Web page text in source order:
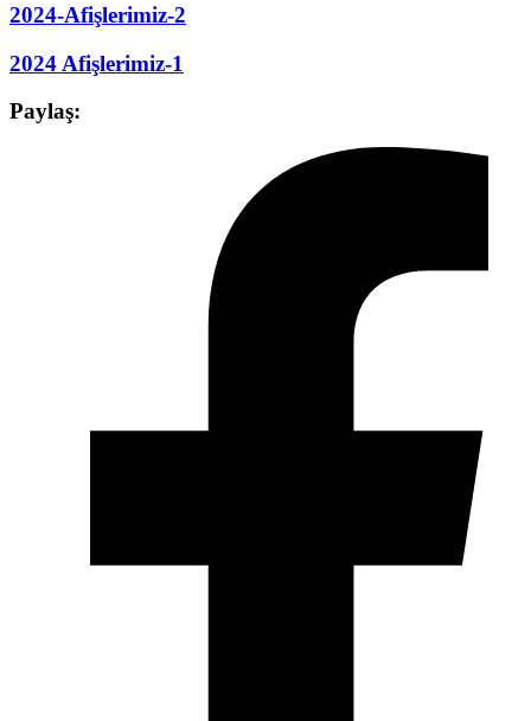
2024-Afişlerimiz-2
2024 Afişlerimiz-1
Paylaş: